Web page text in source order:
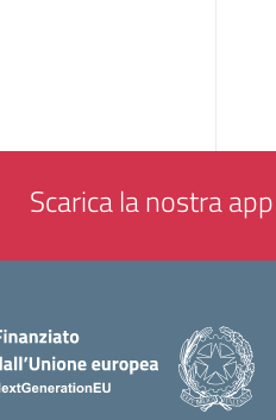
Scarica la nostra